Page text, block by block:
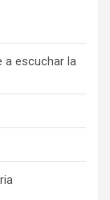
a escuchar la